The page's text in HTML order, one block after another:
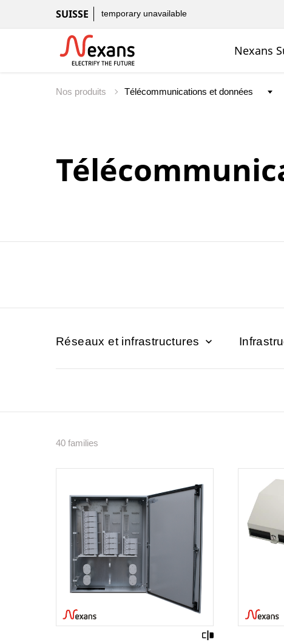
SUISSE temporary unavailable
Nexans
Nos produits
Réseaux et infrastructures
40 families